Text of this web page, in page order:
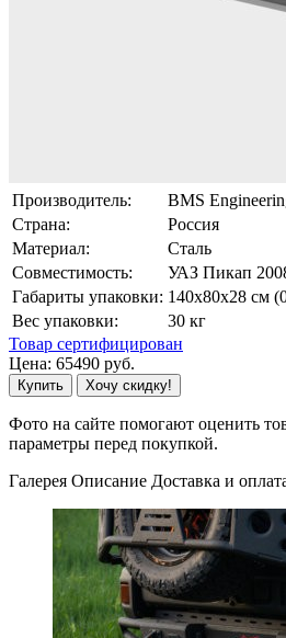
Производитель:
BMS
Страна:
Россия
Материал:
Сталь
Совместимость:
УАЗ Пикап
Габариты упаковки: 140х80х28 см
Вес упаковки:
30 кг
Товар сертифицирован
Цена: 65490 руб.
Купить Хочу скидку!
Фото на сайте помогают оценить
параметры перед покупкой.
Галерея Описание Доставка и